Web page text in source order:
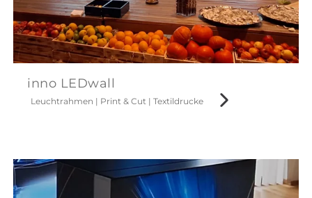
inno LEDwall
Leuchtrahmen | Print & Cut | Textildrucke